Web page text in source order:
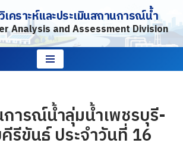
เคราะห์และประเมินสถานการณ์น้ำ
Analysis and Assessment Division
ารณ์น้ำลุ่มน้ำเพชรบุรี-
รีขันธ์ ประจำวันที่ 16